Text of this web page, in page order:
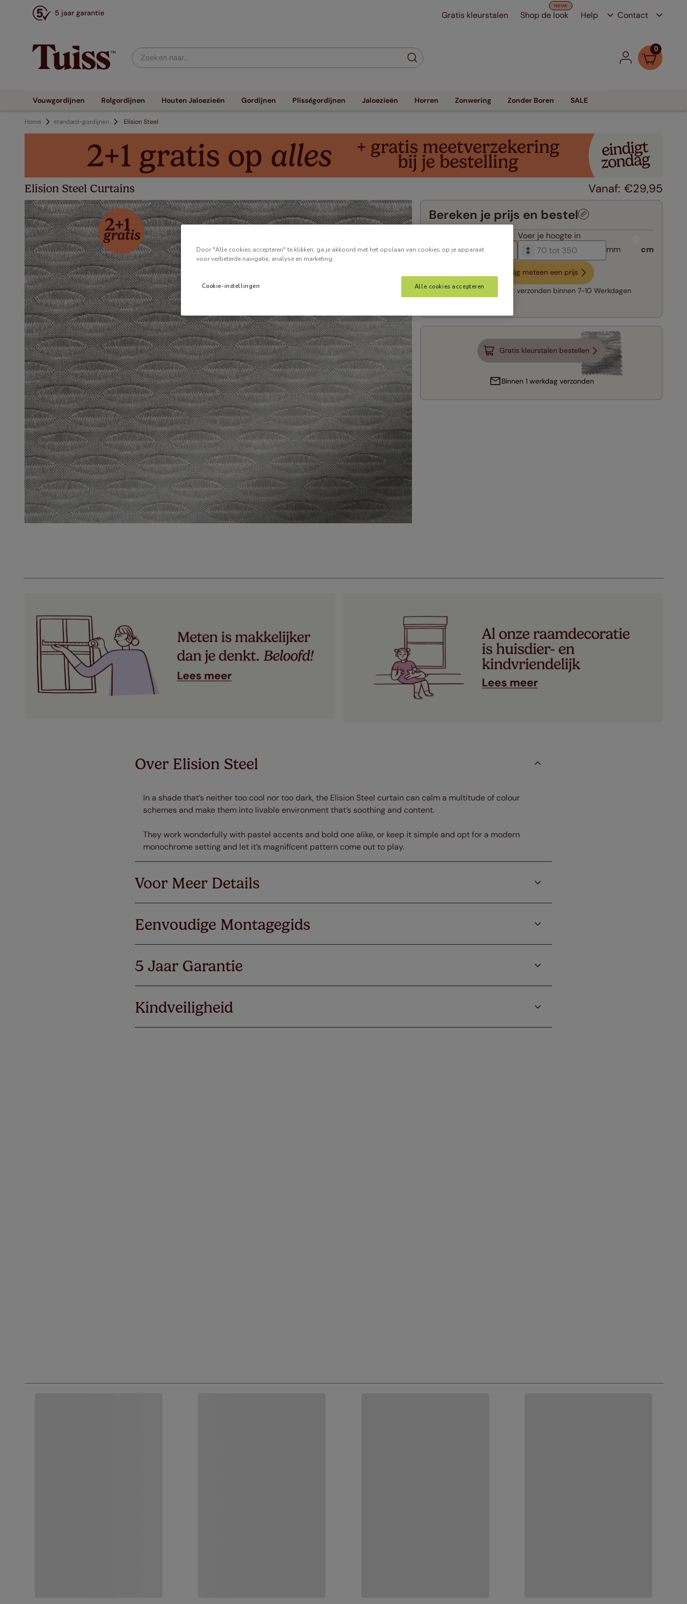
5 jaar garantie Gratis kleurstalen Shop de look Help Contact
Zoeken naar... 0
Vouwgordijnen Rolgordijnen Houten Jaloezieën Gordijnen Plisségordijnen Jaloezieën Horren Zonwering Zonder Boren SALE
Home standard-gordijnen Elision Steel
Elision Steel Curtains €29,95
Bereken je prijs en bestel
Voer je hoogte in
mm
cm
Krijg meteen een prijs
Snelle levering: verzonden binnen 7-10 Werkdagen
Gratis kleurstalen bestellen
Binnen 1 werkdag verzonden
Over Elision Steel
In a shade that’s neither too cool nor too dark, the Elision Steel curtain can calm a multitude of colour
schemes and make them into livable environment that’s soothing and content.
They work wonderfully with pastel accents and bold one alike, or keep it simple and opt for a modern
monochrome setting and let it’s magnificent pattern come out to play.
Voor Meer Details
Eenvoudige Montagegids
5 Jaar Garantie
Kindveiligheid
Door "Alle cookies accepteren" te klikken, ga je akkoord met het opslaan van cookies op je apparaat
voor verbeterde navigatie, analyse en marketing.
Cookie-instellingen Alle cookies accepteren